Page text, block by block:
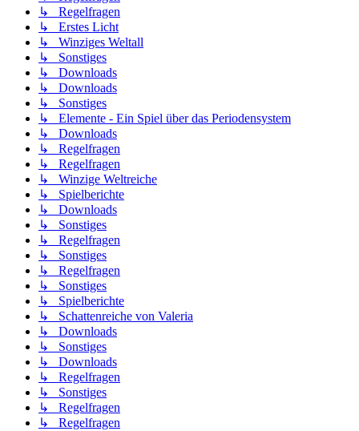
↳ Regelfragen
↳ Erstes Licht
↳ Winziges Weltall
↳ Sonstiges
↳ Downloads
↳ Downloads
↳ Sonstiges
↳ Elemente - Ein Spiel über das Periodensystem
↳ Downloads
↳ Regelfragen
↳ Regelfragen
↳ Winzige Weltreiche
↳ Spielberichte
↳ Downloads
↳ Sonstiges
↳ Regelfragen
↳ Sonstiges
↳ Regelfragen
↳ Sonstiges
↳ Spielberichte
↳ Schattenreiche von Valeria
↳ Downloads
↳ Sonstiges
↳ Downloads
↳ Regelfragen
↳ Sonstiges
↳ Regelfragen
↳ Regelfragen